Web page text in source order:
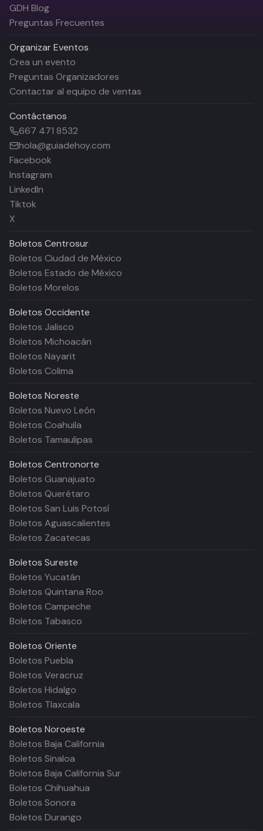
GDH Blog
Preguntas Frecuentes
Organizar Eventos
Crea un evento
Preguntas Organizadores
Contactar al equipo de ventas
Contáctanos
667 471 8532
hola@guiadehoy.com
Facebook
Instagram
LinkedIn
Tiktok
X
Boletos Centrosur
Boletos Ciudad de México
Boletos Estado de México
Boletos Morelos
Boletos Occidente
Boletos Jalisco
Boletos Michoacán
Boletos Nayarit
Boletos Colima
Boletos Noreste
Boletos Nuevo León
Boletos Coahuila
Boletos Tamaulipas
Boletos Centronorte
Boletos Guanajuato
Boletos Querétaro
Boletos San Luis Potosí
Boletos Aguascalientes
Boletos Zacatecas
Boletos Sureste
Boletos Yucatán
Boletos Quintana Roo
Boletos Campeche
Boletos Tabasco
Boletos Oriente
Boletos Puebla
Boletos Veracruz
Boletos Hidalgo
Boletos Tlaxcala
Boletos Noroeste
Boletos Baja California
Boletos Sinaloa
Boletos Baja California Sur
Boletos Chihuahua
Boletos Sonora
Boletos Durango